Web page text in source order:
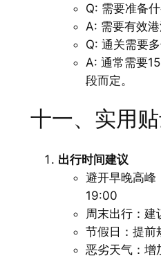
Q: 需要准备
A: 需要有效港
Q: 通关需要
A: 通常需要
段而定。
十一、实用
出行时间建议
避开早晚高
19:00
周末出行：建
节假日：提前
恶劣天气：增